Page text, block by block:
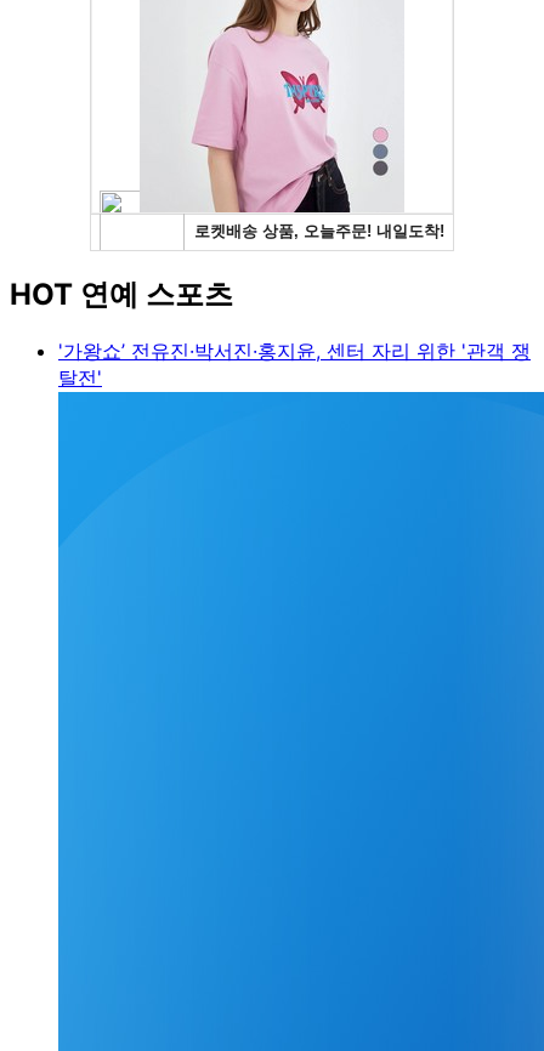
HOT 연예 스포츠
'가왕쇼’ 전유진·박서진·홍지윤, 센터 자리 위한 '관객 쟁
탈전'